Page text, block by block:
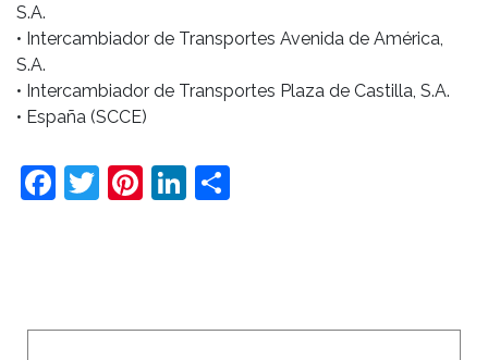
S.A.
• Intercambiador de Transportes Avenida de América,
S.A.
• Intercambiador de Transportes Plaza de Castilla, S.A.
• España (SCCE)
Facebook
Twitter
Pinterest
LinkedIn